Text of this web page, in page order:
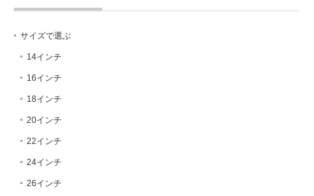
サイズで選ぶ
14インチ
16インチ
18インチ
20インチ
22インチ
24インチ
26インチ